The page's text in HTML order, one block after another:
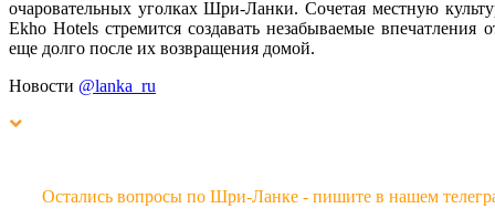
очаровательных уголках Шри-Ланки. Сочетая местную
Ekho Hotels стремится создавать незабываемые впечатления
еще долго после их возвращения домой.
Новости @lanka_ru
Остались вопросы по Шри-Ланке - пишите в нашем